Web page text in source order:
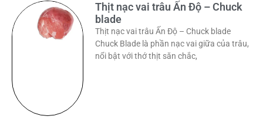
Thịt nạc vai trâu Ấn Độ – Chuck
blade
Thịt nạc vai trâu Ấn Độ – Chuck blade
Chuck Blade là phần nạc vai giữa của trâu,
nổi bật với thớ thịt săn chắc,